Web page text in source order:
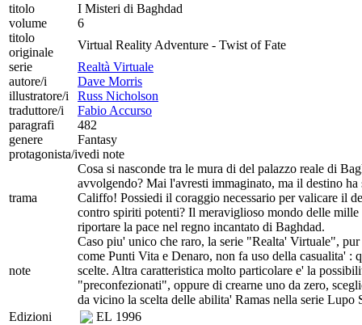
titolo
I Misteri di Baghdad
volume
6
titolo
originale
Virtual Reality Adventure - Twist of Fate
serie
Realtà Virtuale
autore/i
Dave Morris
illustratore/i
Russ Nicholson
traduttore/i
Fabio Accurso
paragrafi
482
genere
Fantasy
protagonista/ivedi note
trama
Cosa si nasconde tra le mura di del palazzo reale di
avvolgendo? Mai l'avresti immaginato, ma il destino
Califfo! Possiedi il coraggio necessario per valicare il
contro spiriti potenti? Il meraviglioso mondo delle
riportare la pace nel regno incantato di Baghdad.
note
Caso piu' unico che raro, la serie "Realta' Virtuale",
come Punti Vita e Denaro, non fa uso della casualita' :
scelte. Altra caratteristica molto particolare e' la
"preconfezionati", oppure di crearne uno da zero,
da vicino la scelta delle abilita' Ramas nella serie Lupo
Edizioni
EL 1996